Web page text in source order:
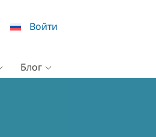
Войти
Блог